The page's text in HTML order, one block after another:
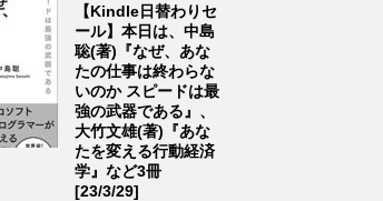
【Kindle日替わりセ
ール】本日は、中島
聡(著)『なぜ、あな
たの仕事は終わらな
いのか スピードは最
強の武器である』、
大竹文雄(著)『あな
たを変える行動経済
学』など3冊
[23/3/29]